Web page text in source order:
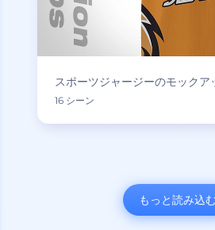
スポーツジャージーのモックア
16 シーン
もっと読み込